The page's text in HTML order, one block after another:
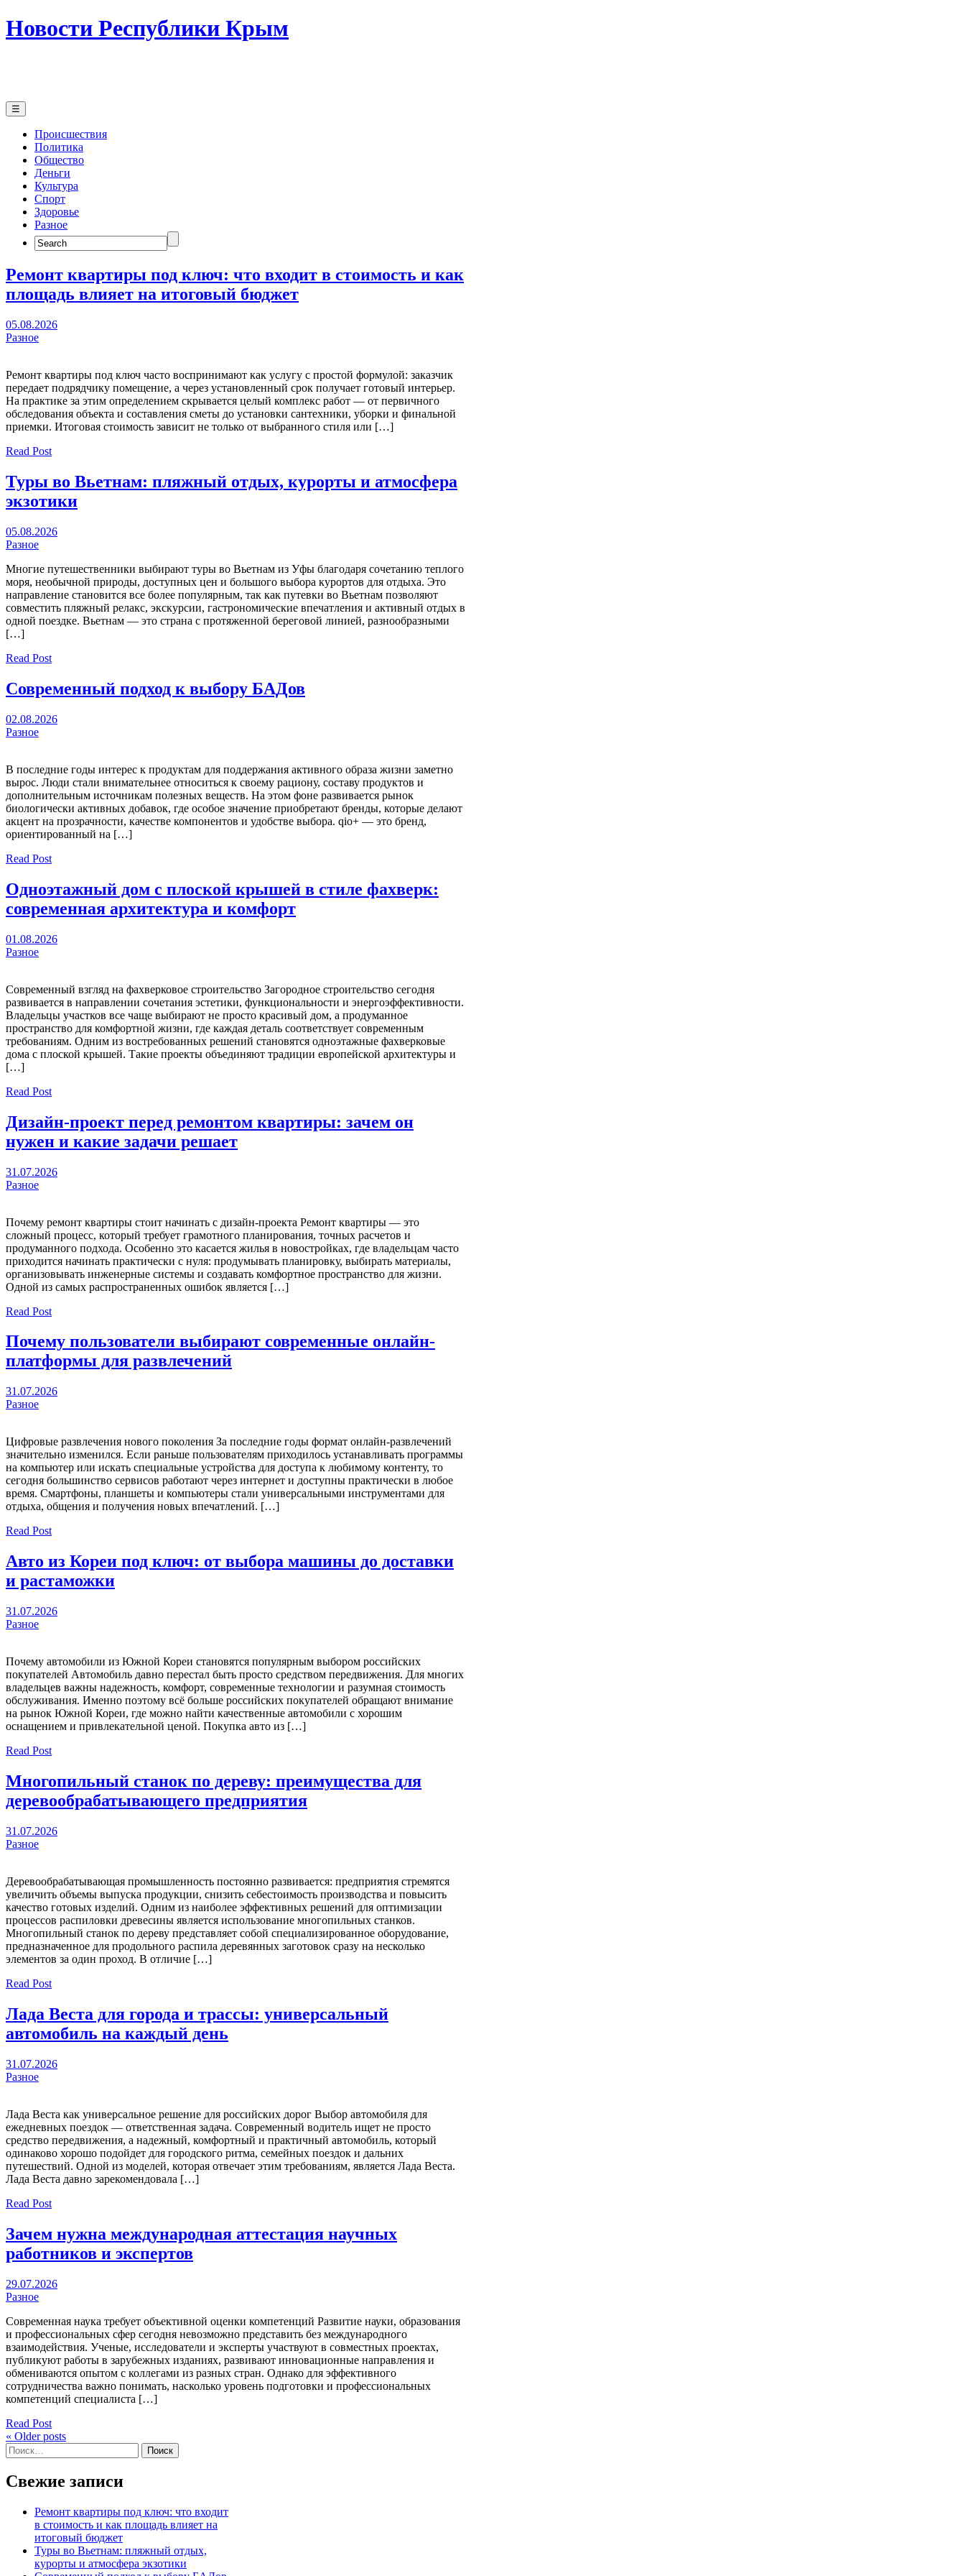
Новости Республики Крым
☰
Происшествия
Политика
Общество
Деньги
Культура
Спорт
Здоровье
Разное
Search
for:
Ремонт квартиры под ключ: что входит в стоимость и как
площадь влияет на итоговый бюджет
05.08.2026
Разное
Ремонт квартиры под ключ часто воспринимают как услугу с простой формулой: заказчик
передает подрядчику помещение, а через установленный срок получает готовый интерьер.
На практике за этим определением скрывается целый комплекс работ — от первичного
обследования объекта и составления сметы до установки сантехники, уборки и финальной
приемки. Итоговая стоимость зависит не только от выбранного стиля или […]
Read Post
Туры во Вьетнам: пляжный отдых, курорты и атмосфера
экзотики
05.08.2026
Разное
Многие путешественники выбирают туры во Вьетнам из Уфы благодаря сочетанию теплого
моря, необычной природы, доступных цен и большого выбора курортов для отдыха. Это
направление становится все более популярным, так как путевки во Вьетнам позволяют
совместить пляжный релакс, экскурсии, гастрономические впечатления и активный отдых в
одной поездке. Вьетнам — это страна с протяженной береговой линией, разнообразными
[…]
Read Post
Современный подход к выбору БАДов
02.08.2026
Разное
В последние годы интерес к продуктам для поддержания активного образа жизни заметно
вырос. Люди стали внимательнее относиться к своему рациону, составу продуктов и
дополнительным источникам полезных веществ. На этом фоне развивается рынок
биологически активных добавок, где особое значение приобретают бренды, которые делают
акцент на прозрачности, качестве компонентов и удобстве выбора. qio+ — это бренд,
ориентированный на […]
Read Post
Одноэтажный дом с плоской крышей в стиле фахверк:
современная архитектура и комфорт
01.08.2026
Разное
Современный взгляд на фахверковое строительство Загородное строительство сегодня
развивается в направлении сочетания эстетики, функциональности и энергоэффективности.
Владельцы участков все чаще выбирают не просто красивый дом, а продуманное
пространство для комфортной жизни, где каждая деталь соответствует современным
требованиям. Одним из востребованных решений становятся одноэтажные фахверковые
дома с плоской крышей. Такие проекты объединяют традиции европейской архитектуры и
[…]
Read Post
Дизайн-проект перед ремонтом квартиры: зачем он
нужен и какие задачи решает
31.07.2026
Разное
Почему ремонт квартиры стоит начинать с дизайн-проекта Ремонт квартиры — это
сложный процесс, который требует грамотного планирования, точных расчетов и
продуманного подхода. Особенно это касается жилья в новостройках, где владельцам часто
приходится начинать практически с нуля: продумывать планировку, выбирать материалы,
организовывать инженерные системы и создавать комфортное пространство для жизни.
Одной из самых распространенных ошибок является […]
Read Post
Почему пользователи выбирают современные онлайн-
платформы для развлечений
31.07.2026
Разное
Цифровые развлечения нового поколения За последние годы формат онлайн-развлечений
значительно изменился. Если раньше пользователям приходилось устанавливать программы
на компьютер или искать специальные устройства для доступа к любимому контенту, то
сегодня большинство сервисов работают через интернет и доступны практически в любое
время. Смартфоны, планшеты и компьютеры стали универсальными инструментами для
отдыха, общения и получения новых впечатлений. […]
Read Post
Авто из Кореи под ключ: от выбора машины до доставки
и растаможки
31.07.2026
Разное
Почему автомобили из Южной Кореи становятся популярным выбором российских
покупателей Автомобиль давно перестал быть просто средством передвижения. Для многих
владельцев важны надежность, комфорт, современные технологии и разумная стоимость
обслуживания. Именно поэтому всё больше российских покупателей обращают внимание
на рынок Южной Кореи, где можно найти качественные автомобили с хорошим
оснащением и привлекательной ценой. Покупка авто из […]
Read Post
Многопильный станок по дереву: преимущества для
деревообрабатывающего предприятия
31.07.2026
Разное
Деревообрабатывающая промышленность постоянно развивается: предприятия стремятся
увеличить объемы выпуска продукции, снизить себестоимость производства и повысить
качество готовых изделий. Одним из наиболее эффективных решений для оптимизации
процессов распиловки древесины является использование многопильных станков.
Многопильный станок по дереву представляет собой специализированное оборудование,
предназначенное для продольного распила деревянных заготовок сразу на несколько
элементов за один проход. В отличие […]
Read Post
Лада Веста для города и трассы: универсальный
автомобиль на каждый день
31.07.2026
Разное
Лада Веста как универсальное решение для российских дорог Выбор автомобиля для
ежедневных поездок — ответственная задача. Современный водитель ищет не просто
средство передвижения, а надежный, комфортный и практичный автомобиль, который
одинаково хорошо подойдет для городского ритма, семейных поездок и дальних
путешествий. Одной из моделей, которая отвечает этим требованиям, является Лада Веста.
Лада Веста давно зарекомендовала […]
Read Post
Зачем нужна международная аттестация научных
работников и экспертов
29.07.2026
Разное
Современная наука требует объективной оценки компетенций Развитие науки, образования
и профессиональных сфер сегодня невозможно представить без международного
взаимодействия. Ученые, исследователи и эксперты участвуют в совместных проектах,
публикуют работы в зарубежных изданиях, развивают инновационные направления и
обмениваются опытом с коллегами из разных стран. Однако для эффективного
сотрудничества важно понимать, насколько уровень подготовки и профессиональных
компетенций специалиста […]
Read Post
« Older posts
Найти:
Свежие записи
Ремонт квартиры под ключ: что входит
в стоимость и как площадь влияет на
итоговый бюджет
Туры во Вьетнам: пляжный отдых,
курорты и атмосфера экзотики